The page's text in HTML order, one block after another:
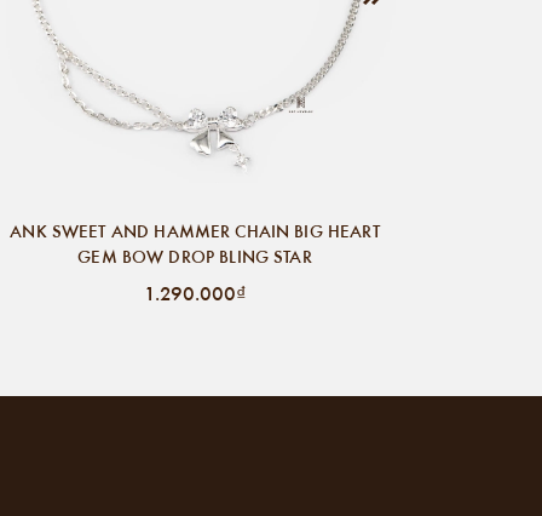
ANK SWEET AND HAMMER CHAIN BIG HEART
GEM BOW DROP BLING STAR
1.290.000₫